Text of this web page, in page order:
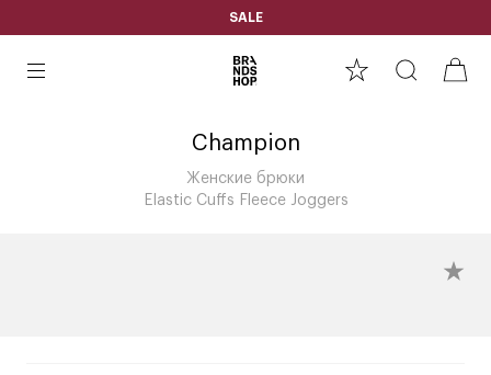
SALE
Champion
Женские брюки
Elastic Cuffs Fleece Joggers